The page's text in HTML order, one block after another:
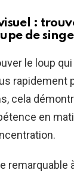
:
de singe
le loup qui
rapidement
cela
en
remarquable